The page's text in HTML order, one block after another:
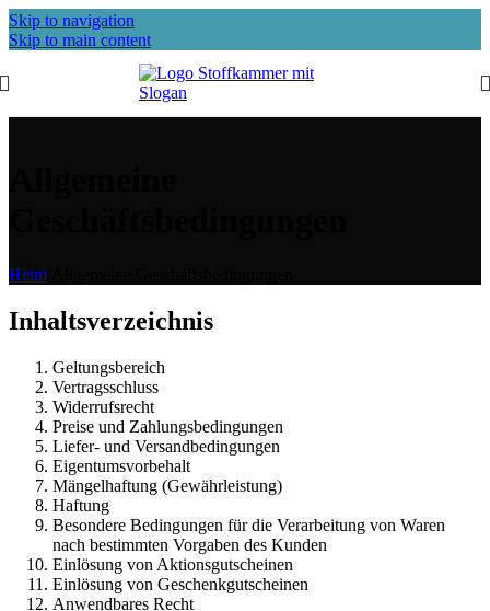
Skip to navigation
Skip to main content
Heim
Inhaltsverzeichnis
Geltungsbereich
Vertragsschluss
Widerrufsrecht
Preise und Zahlungsbedingungen
Liefer- und Versandbedingungen
Eigentumsvorbehalt
Mängelhaftung (Gewährleistung)
Haftung
Besondere Bedingungen für die Verarbeitung von Waren
nach bestimmten Vorgaben des Kunden
Einlösung von Aktionsgutscheinen
Einlösung von Geschenkgutscheinen
Anwendbares Recht